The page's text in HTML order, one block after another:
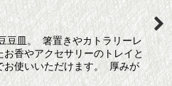
豆皿。 箸置きやカトラリーレ
お香やアクセサリーのトレイと
お使いいただけます。 厚みが